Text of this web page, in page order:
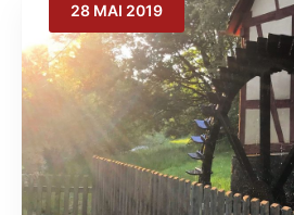
28 MAI 2019